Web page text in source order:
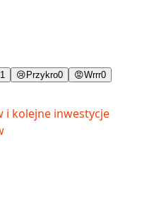
1 😢 Przykro0 😡Wrrr0